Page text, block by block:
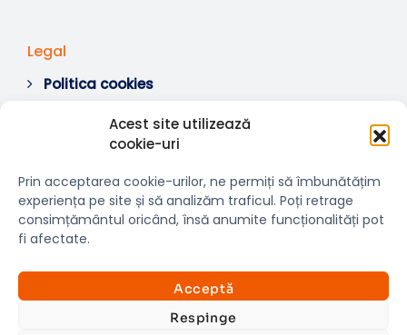
Acest site utilizează
cookie-uri
Prin acceptarea cookie-urilor, ne permiți să îmbunătățim
experiența pe site și să analizăm traficul. Poți retrage
consimțământul oricând, însă anumite funcționalități pot
fi afectate.
Acceptă
Respinge
Legal
Politica cookies
Soluționare litigii
×
Consultații si investigații